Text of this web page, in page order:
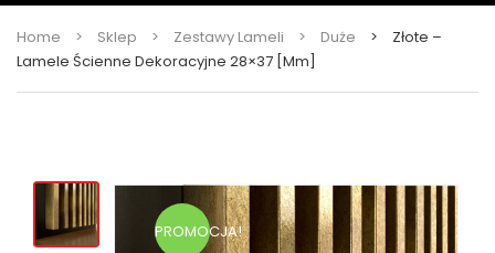
Home > Sklep > Zestawy Lameli > Duże >
Złote –
Lamele Ścienne Dekoracyjne 28×37 [mm]
PROMOCJA!